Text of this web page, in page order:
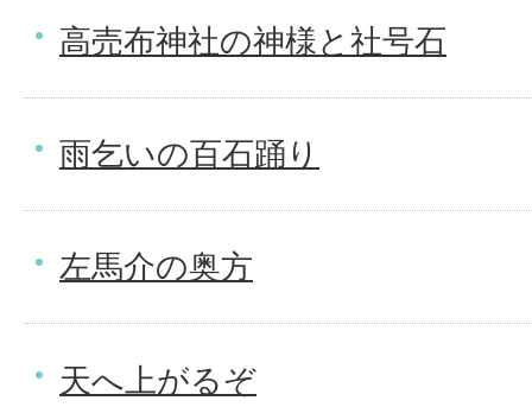
高売布神社の神様と社号石
雨乞いの百石踊り
左馬介の奥方
天へ上がるぞ